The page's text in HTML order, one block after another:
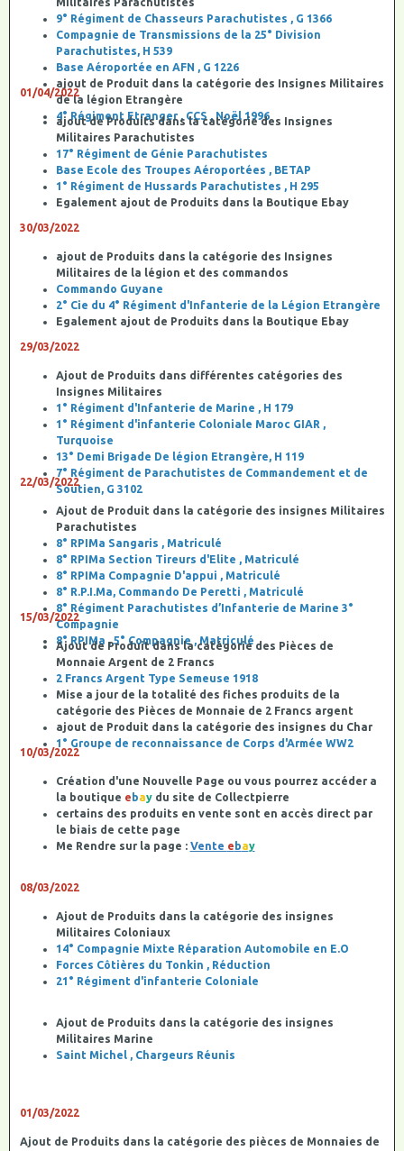
Militaires Parachutistes
9° Régiment de Chasseurs Parachutistes , G 1366
Compagnie de Transmissions de la 25° Division
Parachutistes, H 539
Base Aéroportée en AFN , G 1226
ajout de Produit dans la catégorie des Insignes Militaires
de la légion Etrangère
4° Régiment Etranger , CCS , Noël 1996
01/04/2022
ajout de Produits dans la catégorie des Insignes
Militaires Parachutistes
17° Régiment de Génie Parachutistes
Base Ecole des Troupes Aéroportées , BETAP
1° Régiment de Hussards Parachutistes , H 295
Egalement ajout de Produits dans la Boutique Ebay
30/03/2022
ajout de Produits dans la catégorie des Insignes
Militaires de la légion et des commandos
Commando Guyane
2° Cie du 4° Régiment d'Infanterie de la Légion Etrangère
Egalement ajout de Produits dans la Boutique Ebay
29/03/2022
Ajout de Produits dans différentes catégories des
Insignes Militaires
1° Régiment d'Infanterie de Marine , H 179
1° Régiment d'infanterie Coloniale Maroc GIAR ,
Turquoise
13° Demi Brigade De légion Etrangère, H 119
7° Régiment de Parachutistes de Commandement et de
Soutien, G 3102
22/03/2022
Ajout de Produit dans la catégorie des insignes Militaires
Parachutistes
8° RPIMa Sangaris , Matriculé
8° RPIMa Section Tireurs d'Elite , Matriculé
8° RPIMa Compagnie D'appui , Matriculé
8° R.P.I.Ma, Commando De Peretti , Matriculé
8° Régiment Parachutistes d’Infanterie de Marine 3°
Compagnie
8° RPIMa , 5° Compagnie , Matriculé
15/03/2022
Ajout de Produit dans la catégorie des Pièces de
Monnaie Argent de 2 Francs
2 Francs Argent Type Semeuse 1918
Mise a jour de la totalité des fiches produits de la
catégorie des Pièces de Monnaie de 2 Francs argent
ajout de Produit dans la catégorie des insignes du Char
1° Groupe de reconnaissance de Corps d'Armée WW2
10/03/2022
Création d'une Nouvelle Page ou vous pourrez accéder a
la boutique e bay du site de Collectpierre
certains des produits en vente sont en accès direct par
le biais de cette page
Me Rendre sur la page : Vente e bay
08/03/2022
Ajout de Produits dans la catégorie des insignes
Militaires Coloniaux
14° Compagnie Mixte Réparation Automobile en E.O
Forces Côtières du Tonkin , Réduction
21° Régiment d'infanterie Coloniale
Ajout de Produits dans la catégorie des insignes
Militaires Marine
Saint Michel , Chargeurs Réunis
01/03/2022
Ajout de Produits dans la catégorie des pièces de Monnaies de